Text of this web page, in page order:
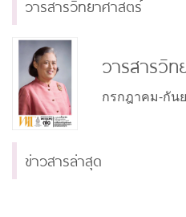
วารสารวิทยาศาสตร์
วารสารวิ
กรกฎาคม-กัน
ข่าวสารล่าสุด